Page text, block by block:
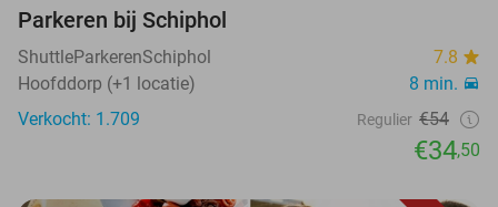
Parkeren bij Schiphol
ShuttleParkerenSchiphol
7.8
Hoofddorp (+1 locatie)
8 min.
Verkocht: 1.709
Regulier €54
€34,50